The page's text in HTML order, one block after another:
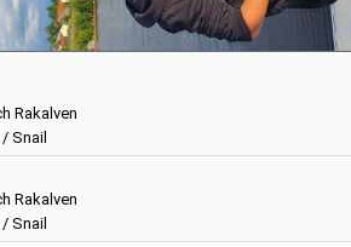
Rakalven
Snail
Rakalven
Snail